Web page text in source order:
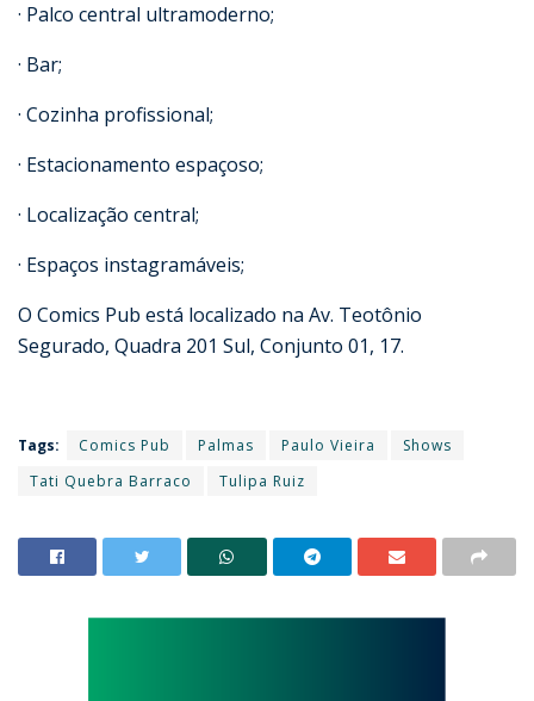
· Palco central ultramoderno;
· Bar;
· Cozinha profissional;
· Estacionamento espaçoso;
· Localização central;
· Espaços instagramáveis;
O Comics Pub está localizado na Av. Teotônio
Segurado, Quadra 201 Sul, Conjunto 01, 17.
Tags: Comics Pub Palmas Paulo Vieira
Shows
Tati Quebra Barraco
Tulipa Ruiz